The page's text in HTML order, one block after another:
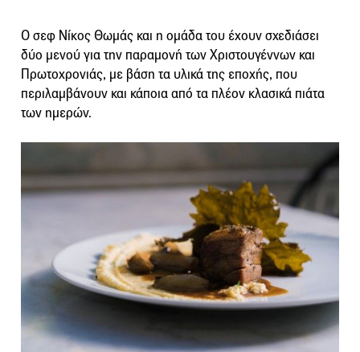
Ο σεφ Νίκος Θωμάς και η ομάδα του έχουν σχεδιάσει
δύο μενού για την παραμονή των Χριστουγέννων και
Πρωτοχρονιάς, με βάση τα υλικά της εποχής, που
περιλαμβάνουν και κάποια από τα πλέον κλασικά πιάτα
των ημερών.